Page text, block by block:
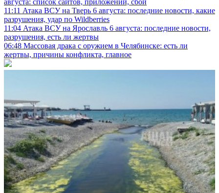
11:11 Атака ВСУ на Тверь 6 августа: последние новости, какие
разрушения, удар по Wildberries
11:04 Атака ВСУ на Ярославль 6 августа: последние новости,
разрушения, есть ли жертвы
06:48 Массовая драка с оружием в Челябинске: есть ли
жертвы, причины конфликта, главное